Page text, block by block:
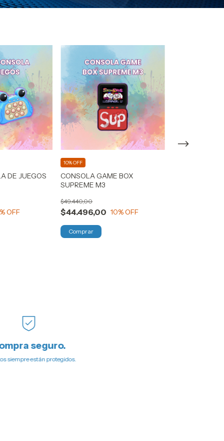
DE JUEGOS
% OFF
CONSOLA GAME BOX
SUPREME M3
$44.496,00
$49.440,00
10% OFF
10% OFF
seguro.
siempre están protegidos.